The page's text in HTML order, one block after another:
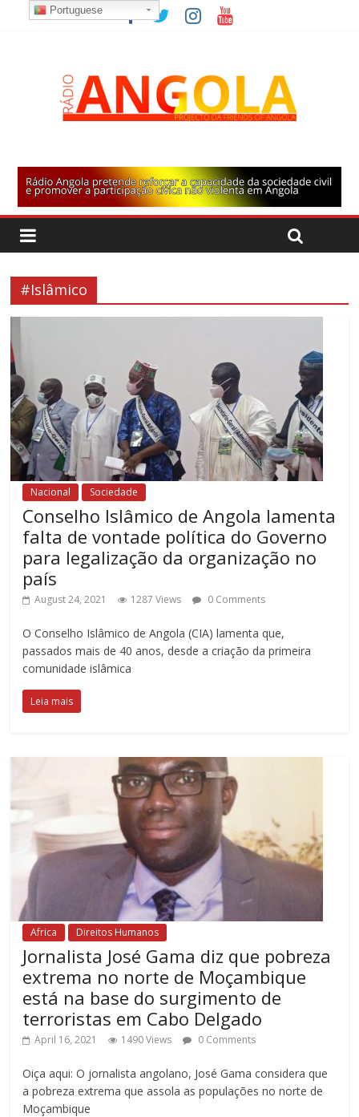
#Islâmico
Nacional Sociedade
Conselho Islâmico de Angola lamenta
falta de vontade política do Governo
para legalização da organização no
país
August 24, 2021 1287 Views 0 Comments
O Conselho Islâmico de Angola (CIA) lamenta que,
passados mais de 40 anos, desde a criação da primeira
comunidade islâmica
Leia mais
Africa Direitos Humanos
Jornalista José Gama diz que pobreza
extrema no norte de Moçambique
está na base do surgimento de
terroristas em Cabo Delgado
April 16, 2021 1490 Views 0 Comments
Oiça aqui: O jornalista angolano, José Gama considera que
a pobreza extrema que assola as populações no norte de
Moçambique
Portuguese